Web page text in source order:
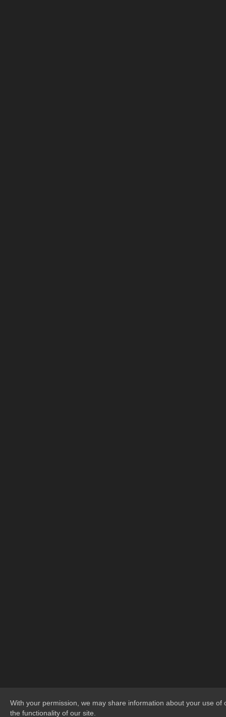
With your permission, we may share information about your use of
the functionality of our site.